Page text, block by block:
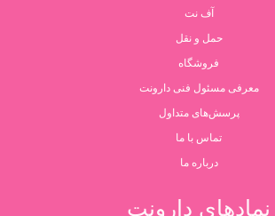
آف نت
حمل و نقل
فروشگاه
معرفی مسئول فنی دارونت
پرسش‌های متداول
تماس با ما
درباره ما
نمادهای دارونت